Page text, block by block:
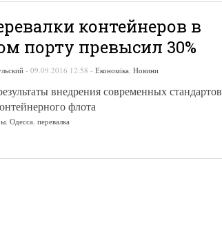
контейнеров в
порту превысил 30%
- 09.09.2016 12:58 - Економіка, Новини
внедрения современных стандартов
флота
, Одесса, перевалка